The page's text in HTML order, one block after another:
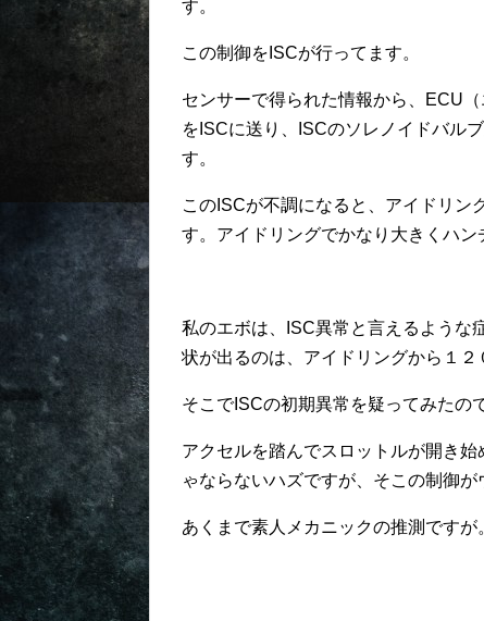
す。
この制御をISCが行ってます。
センサーで得られた情報から、ECU
をISCに送り、ISCのソレノイドバル
す。
このISCが不調になると、アイドリン
す。アイドリングでかなり大きくハン
私のエボは、ISC異常と言えるような
状が出るのは、アイドリングから１２
そこでISCの初期異常を疑ってみたの
アクセルを踏んでスロットルが開き
ゃならないハズですが、そこの制御が
あくまで素人メカニックの推測ですが